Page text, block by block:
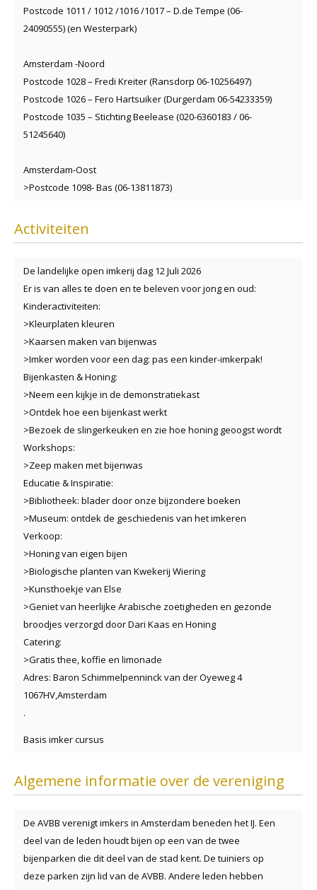
Postcode 1011 / 1012 /1016 /1017 – D.de Tempe (06-
24090555) (en Westerpark)
Amsterdam -Noord
Postcode 1028 – Fredi Kreiter (Ransdorp 06-10256497)
Postcode 1026 – Fero Hartsuiker (Durgerdam 06-54233359)
Postcode 1035 – Stichting Beelease (020-6360183 / 06-
51245640)
Amsterdam-Oost
>Postcode 1098- Bas (06-13811873)
Activiteiten
De landelijke open imkerij dag 12 Juli 2026
Er is van alles te doen en te beleven voor jong en oud:
Kinderactiviteiten:
>Kleurplaten kleuren
>Kaarsen maken van bijenwas
>Imker worden voor een dag: pas een kinder-imkerpak!
Bijenkasten & Honing:
>Neem een kijkje in de demonstratiekast
>Ontdek hoe een bijenkast werkt
>Bezoek de slingerkeuken en zie hoe honing geoogst wordt
Workshops:
>Zeep maken met bijenwas
Educatie & Inspiratie:
>Bibliotheek: blader door onze bijzondere boeken
>Museum: ontdek de geschiedenis van het imkeren
Verkoop:
>Honing van eigen bijen
>Biologische planten van Kwekerij Wiering
>Kunsthoekje van Else
>Geniet van heerlijke Arabische zoetigheden en gezonde
broodjes verzorgd door Dari Kaas en Honing
Catering:
>Gratis thee, koffie en limonade
Adres: Baron Schimmelpenninck van der Oyeweg 4
1067HV,Amsterdam
.
Basis imker cursus
Algemene informatie over de vereniging
De AVBB verenigt imkers in Amsterdam beneden het IJ. Een
deel van de leden houdt bijen op een van de twee
bijenparken die dit deel van de stad kent. De tuiniers op
deze parken zijn lid van de AVBB. Andere leden hebben